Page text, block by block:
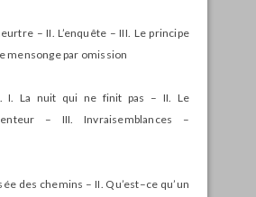
– II. L’enquête – III. Le principe
mensonge par omission
. I. La nuit qui ne finit pas – II. Le
– III. Invraisemblances –
des chemins – II. Qu’est–ce qu’un